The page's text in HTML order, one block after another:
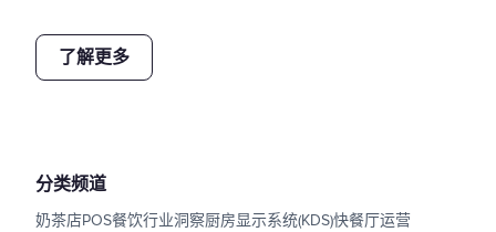
了解更多
分类频道
奶茶店POS餐饮行业洞察厨房显示系统(KDS)快餐厅运营